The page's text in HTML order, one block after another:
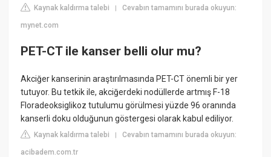
Kaynak kaldırma talebi |Cevabın tamamını burada okuyun:
mynet.com
PET-CT ile kanser belli olur mu?
Akciğer kanserinin araştırılmasında PET-CT önemli bir yer
tutuyor. Bu tetkik ile, akciğerdeki nodüllerde artmış F-18
Floradeoksiglikoz tutulumu görülmesi yüzde 96 oranında
kanserli doku olduğunun göstergesi olarak kabul ediliyor.
Kaynak kaldırma talebi |Cevabın tamamını burada okuyun:
acibadem.com.tr